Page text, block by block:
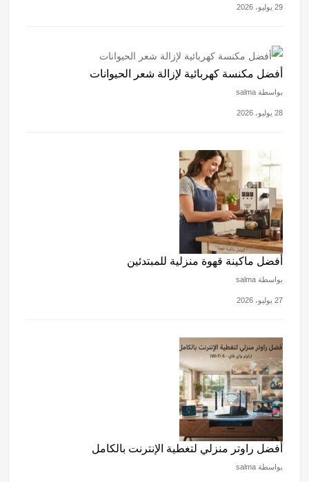
29 يوليو، 2026
أفضل مكنسة كهربائية لإزالة شعر الحيوانات
بواسطة salma
28 يوليو، 2026
أفضل ماكينة قهوة منزلية للمبتدئين
بواسطة salma
27 يوليو، 2026
أفضل راوتر منزلي لتغطية الإنترنت بالكامل
بواسطة salma